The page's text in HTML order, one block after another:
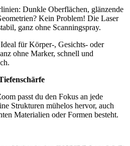
Dunkle Oberflächen, glänzende
Kein Problem! Die Laser
ganz ohne Scanningspray.
für Körper-, Gesichts- oder
ohne Marker, schnell und
passt du den Fokus an jede
Strukturen mühelos hervor, auch
Materialien oder Formen besteht.